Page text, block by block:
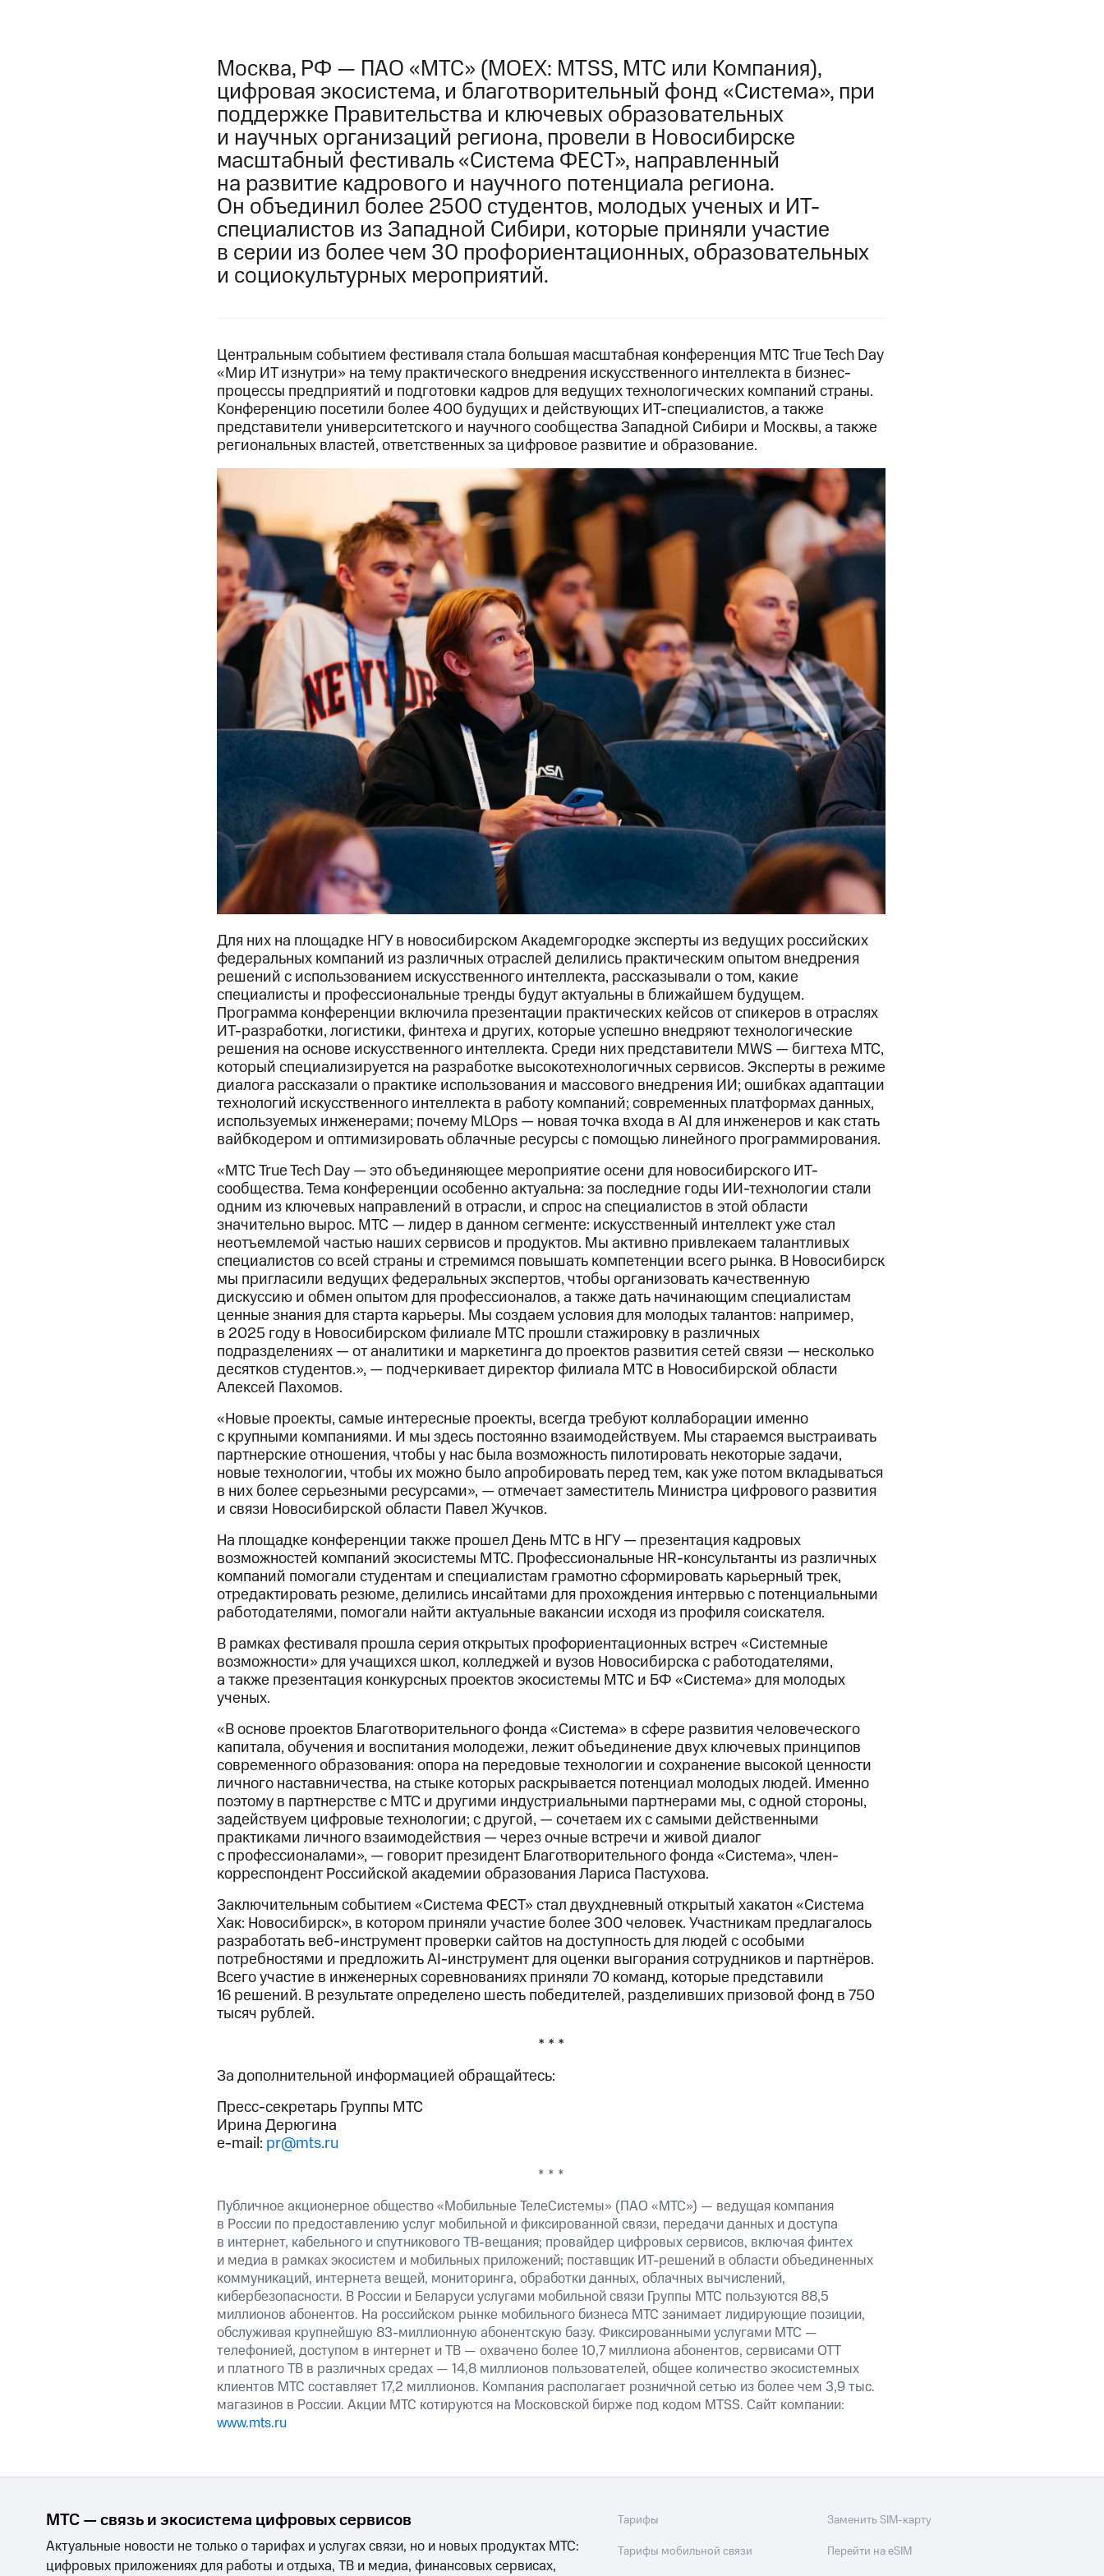
Москва, РФ — ПАО «МТС» (MOEX: MTSS, МТС или Компания),
цифровая экосистема, и благотворительный фонд «Система», при
поддержке Правительства и ключевых образовательных
и научных организаций региона, провели в Новосибирске
масштабный фестиваль «Система ФЕСТ», направленный
на развитие кадрового и научного потенциала региона.
Он объединил более 2500 студентов, молодых ученых и ИТ-
специалистов из Западной Сибири, которые приняли участие
в серии из более чем 30 профориентационных, образовательных
и социокультурных мероприятий.
Центральным событием фестиваля стала большая масштабная конференция МТС True Tech Day
«Мир ИТ изнутри» на тему практического внедрения искусственного интеллекта в бизнес-
процессы предприятий и подготовки кадров для ведущих технологических компаний страны.
Конференцию посетили более 400 будущих и действующих ИТ-специалистов, а также
представители университетского и научного сообщества Западной Сибири и Москвы, а также
региональных властей, ответственных за цифровое развитие и образование.
Для них на площадке НГУ в новосибирском Академгородке эксперты из ведущих российских
федеральных компаний из различных отраслей делились практическим опытом внедрения
решений с использованием искусственного интеллекта, рассказывали о том, какие
специалисты и профессиональные тренды будут актуальны в ближайшем будущем.
Программа конференции включила презентации практических кейсов от спикеров в отраслях
ИТ-разработки, логистики, финтеха и других, которые успешно внедряют технологические
решения на основе искусственного интеллекта. Среди них представители MWS — бигтеха МТС,
который специализируется на разработке высокотехнологичных сервисов. Эксперты в режиме
диалога рассказали о практике использования и массового внедрения ИИ; ошибках адаптации
технологий искусственного интеллекта в работу компаний; современных платформах данных,
используемых инженерами; почему MLOps — новая точка входа в AI для инженеров и как стать
вайбкодером и оптимизировать облачные ресурсы с помощью линейного программирования.
«МТС True Tech Day — это объединяющее мероприятие осени для новосибирского ИТ-
сообщества. Тема конференции особенно актуальна: за последние годы ИИ-технологии стали
одним из ключевых направлений в отрасли, и спрос на специалистов в этой области
значительно вырос. МТС — лидер в данном сегменте: искусственный интеллект уже стал
неотъемлемой частью наших сервисов и продуктов. Мы активно привлекаем талантливых
специалистов со всей страны и стремимся повышать компетенции всего рынка. В Новосибирск
мы пригласили ведущих федеральных экспертов, чтобы организовать качественную
дискуссию и обмен опытом для профессионалов, а также дать начинающим специалистам
ценные знания для старта карьеры. Мы создаем условия для молодых талантов: например,
в 2025 году в Новосибирском филиале МТС прошли стажировку в различных
подразделениях — от аналитики и маркетинга до проектов развития сетей связи — несколько
десятков студентов.», — подчеркивает директор филиала МТС в Новосибирской области
Алексей Пахомов.
«Новые проекты, самые интересные проекты, всегда требуют коллаборации именно
с крупными компаниями. И мы здесь постоянно взаимодействуем. Мы стараемся выстраивать
партнерские отношения, чтобы у нас была возможность пилотировать некоторые задачи,
новые технологии, чтобы их можно было апробировать перед тем, как уже потом вкладываться
в них более серьезными ресурсами», — отмечает заместитель Министра цифрового развития
и связи Новосибирской области Павел Жучков.
На площадке конференции также прошел День МТС в НГУ — презентация кадровых
возможностей компаний экосистемы МТС. Профессиональные HR-консультанты из различных
компаний помогали студентам и специалистам грамотно сформировать карьерный трек,
отредактировать резюме, делились инсайтами для прохождения интервью с потенциальными
работодателями, помогали найти актуальные вакансии исходя из профиля соискателя.
В рамках фестиваля прошла серия открытых профориентационных встреч «Системные
возможности» для учащихся школ, колледжей и вузов Новосибирска с работодателями,
а также презентация конкурсных проектов экосистемы МТС и БФ «Система» для молодых
ученых.
«В основе проектов Благотворительного фонда «Система» в сфере развития человеческого
капитала, обучения и воспитания молодежи, лежит объединение двух ключевых принципов
современного образования: опора на передовые технологии и сохранение высокой ценности
личного наставничества, на стыке которых раскрывается потенциал молодых людей. Именно
поэтому в партнерстве с МТС и другими индустриальными партнерами мы, с одной стороны,
задействуем цифровые технологии; с другой, — сочетаем их с самыми действенными
практиками личного взаимодействия — через очные встречи и живой диалог
с профессионалами», — говорит президент Благотворительного фонда «Система», член-
корреспондент Российской академии образования Лариса Пастухова.
Заключительным событием «Система ФЕСТ» стал двухдневный открытый хакатон «Система
Хак: Новосибирск», в котором приняли участие более 300 человек. Участникам предлагалось
разработать веб-инструмент проверки сайтов на доступность для людей с особыми
потребностями и предложить AI-инструмент для оценки выгорания сотрудников и партнёров.
Всего участие в инженерных соревнованиях приняли 70 команд, которые представили
16 решений. В результате определено шесть победителей, разделивших призовой фонд в 750
тысяч рублей.
* * *
За дополнительной информацией обращайтесь:
Пресс-секретарь Группы МТС
Ирина Дерюгина
e-mail: pr@mts.ru
* * *
Публичное акционерное общество «Мобильные ТелеСистемы» (ПАО «МТС») — ведущая компания
в России по предоставлению услуг мобильной и фиксированной связи, передачи данных и доступа
в интернет, кабельного и спутникового ТВ-вещания; провайдер цифровых сервисов, включая финтех
и медиа в рамках экосистем и мобильных приложений; поставщик ИТ-решений в области объединенных
коммуникаций, интернета вещей, мониторинга, обработки данных, облачных вычислений,
кибербезопасности. В России и Беларуси услугами мобильной связи Группы МТС пользуются 88,5
миллионов абонентов. На российском рынке мобильного бизнеса МТС занимает лидирующие позиции,
обслуживая крупнейшую 83-миллионную абонентскую базу. Фиксированными услугами МТС —
телефонией, доступом в интернет и ТВ — охвачено более 10,7 миллиона абонентов, сервисами OTT
и платного ТВ в различных средах — 14,8 миллионов пользователей, общее количество экосистемных
клиентов МТС составляет 17,2 миллионов. Компания располагает розничной сетью из более чем 3,9 тыс.
магазинов в России. Акции МТС котируются на Московской бирже под кодом MTSS. Сайт компании:
www.mts.ru
МТС — связь и экосистема цифровых сервисов
Актуальные новости не только о тарифах и услугах связи, но и новых продуктах МТС:
цифровых приложениях для работы и отдыха, ТВ и медиа, финансовых сервисах,
Тарифы
Тарифы мобильной связи
Заменить SIM-карту
Перейти на eSIM